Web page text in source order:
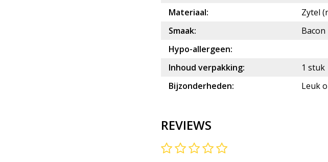
Materiaal:
Zytel
Smaak:
Bacon
Hypo-allergeen:
Inhoud verpakking:
1 stuk
Bijzonderheden:
Leuk
REVIEWS